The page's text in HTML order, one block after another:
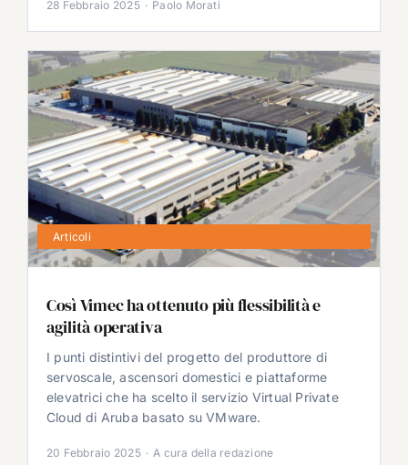
28 Febbraio 2025 · Paolo Morati
Articoli
Così Vimec ha ottenuto più flessibilità e
agilità operativa
I punti distintivi del progetto del produttore di
servoscale, ascensori domestici e piattaforme
elevatrici che ha scelto il servizio Virtual Private
Cloud di Aruba basato su VMware.
20 Febbraio 2025 · A cura della redazione